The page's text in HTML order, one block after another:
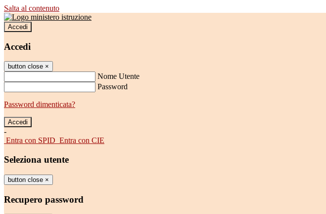
Salta al contenuto
Accedi
Accedi
button close ×
Nome Utente
Password
Password dimenticata?
-
Entra con SPID Entra con CIE
Seleziona utente
button close ×
Recupero password